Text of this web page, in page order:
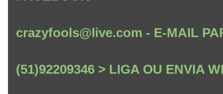
crazyfools@live.com - E-MAIL
(51)92209346 > LIGA OU ENVIA